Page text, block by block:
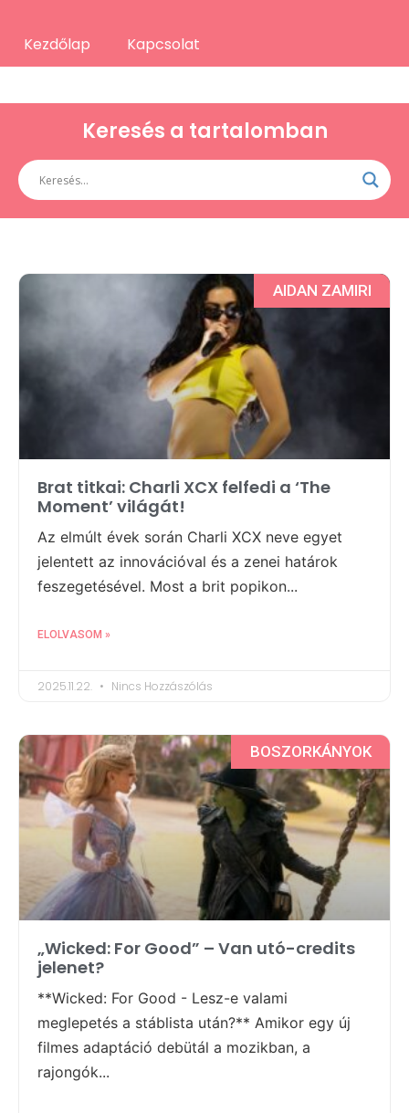
Kezdőlap Kapcsolat
Keresés a tartalomban
AIDAN ZAMIRI
Brat titkai: Charli XCX felfedi a ‘The
Moment’ világát!
Az elmúlt évek során Charli XCX neve egyet
jelentett az innovációval és a zenei határok
feszegetésével. Most a brit popikon...
ELOLVASOM »
2025.11.22. Nincs Hozzászólás
BOSZORKÁNYOK
„Wicked: For Good” – Van utó-credits
jelenet?
**Wicked: For Good - Lesz-e valami
meglepetés a stáblista után?** Amikor egy új
filmes adaptáció debütál a mozikban, a
rajongók...